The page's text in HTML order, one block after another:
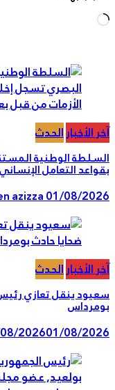
Loading…
الأخبارالحدث
الوطنية
التعامل الإنساني
Ben azizza01/08/
الأخبارالحدث
ينقل تعازي رئيس
08/202601/08/